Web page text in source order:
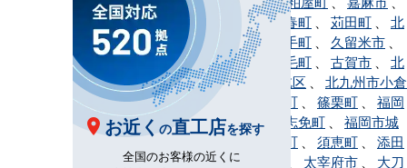
川崎町、香春町 苅田町
北
九州市、 鞍手町 久留米市
桂川町、 上毛町 古賀市
北
九州市小倉北区
北九州市小倉
南区
小竹町 篠栗町
福岡
市早良区
志免町
福岡市城
南区、新宮町 須恵町
添田
町、 太宰府市
大刀
お近く の直工店を探す
全国のお客様の近くに